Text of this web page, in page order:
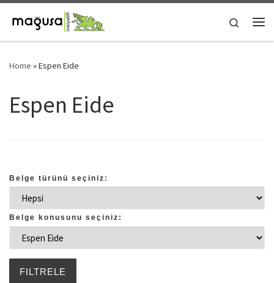
Skip to content
Search
Home »Espen Eide
Espen Eide
Belge türünü seçiniz:
Belge konusunu seçiniz: